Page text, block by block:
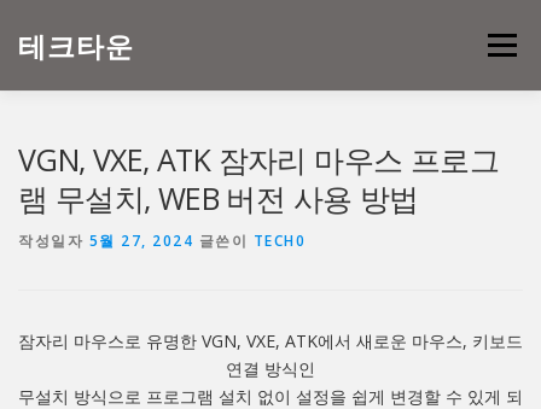
테크타운 메뉴
VGN, VXE, ATK 잠자리 마우스 프로그
램 무설치, WEB 버전 사용 방법
작성일자 5월 27, 2024 글쓴이 TECH0
잠자리 마우스로 유명한 VGN, VXE, ATK에서 새로운 마우스, 키보드
연결 방식인
무설치 방식으로 프로그램 설치 없이 설정을 쉽게 변경할 수 있게 되